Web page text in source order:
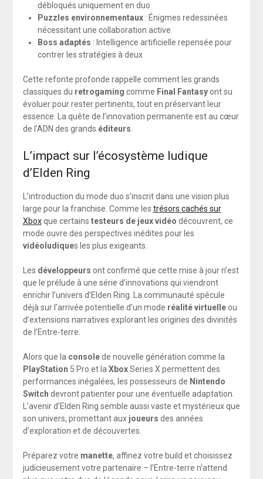
débloqués uniquement en duo
Puzzles environnementaux: Énigmes redessinées
nécessitant une collaboration active
Boss adaptés : Intelligence artificielle repensée pour
contrer les stratégies à deux
Cette refonte profonde rappelle comment les grands
classiques du retrogaming comme Final Fantasyont su
évoluer pour rester pertinents, tout en préservant leur
essence. La quête de l’innovation permanente est au cœur
de l’ADN des grands éditeurs.
L’impact sur l’écosystème ludique
d’Elden Ring
L’introduction du mode duo s’inscrit dans une vision plus
large pour la franchise. Comme les trésors cachés sur
Xboxque certains testeurs de jeux vidéo découvrent, ce
mode ouvre des perspectives inédites pour les
vidéoludiques les plus exigeants.
Les développeurs ont confirmé que cette mise à jour n’est
que le prélude à une série d’innovations qui viendront
enrichir l’univers d’Elden Ring. La communauté spécule
déjà sur l’arrivée potentielle d’un mode réalité virtuelleou
d’extensions narratives explorant les origines des divinités
de l’Entre-terre.
Alors que la consolede nouvelle génération comme la
PlayStation 5 Pro et laXboxSeries X permettent des
performances inégalées, les possesseurs de Nintendo
Switch devront patienter pour une éventuelle adaptation.
L’avenir d’Elden Ring semble aussi vaste et mystérieux que
son univers, promettant aux joueurs des années
d’exploration et de découvertes.
Préparez votre manette, affinez votre build et choisissez
judicieusement votre partenaire – l’Entre-terre n’attend